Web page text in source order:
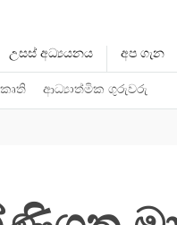
ආධ්‍යාත්මික ගුරුවරු
උසස් අධ්‍යයනය අප ගැන